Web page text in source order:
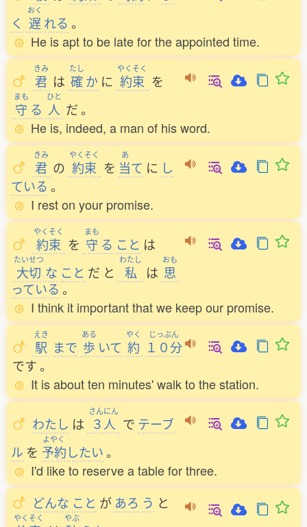
く
おく
遅 れる 。
He is apt to be late for the appointed time.
きみ
君 は
たし
確か に
やくそく
約束 を
まも
守 る
ひと
人 だ。
He is, indeed, a man of his word.
きみ
君 の
やくそく
約束 を
あ
当て に し
ている 。
I rest on your promise.
やくそく
約束 を
まも
守 る こと は
たいせつ
大切 な こと だ と
わたし
私 は
おも
思
っている 。
I think it important that we keep our promise.
えき
駅 まで
ある
歩 いて
やく
約
じっぷん
１０分
です。
It is about ten minutes' walk to the station.
わたし は
さんにん
３人 で テーブ
ル を
よやく
予約したい。
I'd like to reserve a table for three.
どんな こと が あろ う と
やくそく やぶ